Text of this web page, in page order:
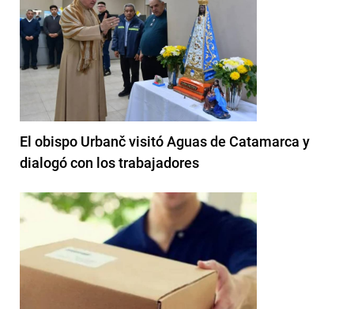
El obispo Urbanč visitó Aguas de Catamarca y
dialogó con los trabajadores